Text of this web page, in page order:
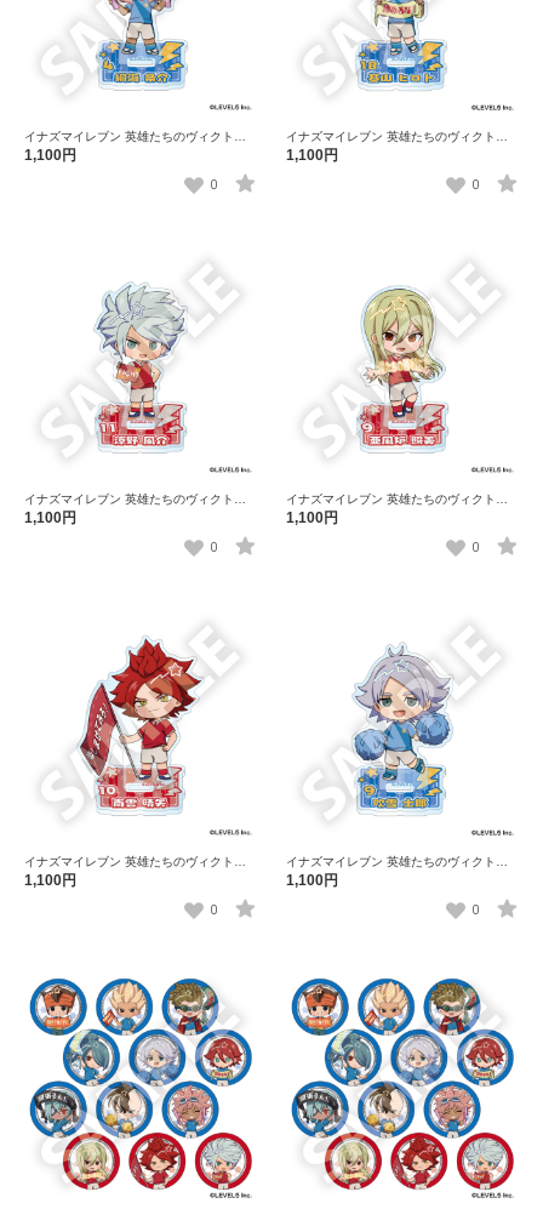
イナズマイレブン 英雄たちのヴィクトリ
ーロード フレフレンズアクリルスタンド
1,100円
0
イナズマイレブン 英雄たちのヴィクトリ
ーロード フレフレンズアクリルスタンド
1,100円
0
イナズマイレブン 英雄たちのヴィクトリ
ーロード フレフレンズアクリルスタンド
1,100円
0
イナズマイレブン 英雄たちのヴィクトリ
ーロード フレフレンズアクリルスタンド
1,100円
0
イナズマイレブン 英雄たちのヴィクトリ
ーロード フレフレンズアクリルスタンド
1,100円
0
イナズマイレブン 英雄たちのヴィクトリ
ーロード フレフレンズアクリルスタンド
1,100円
0